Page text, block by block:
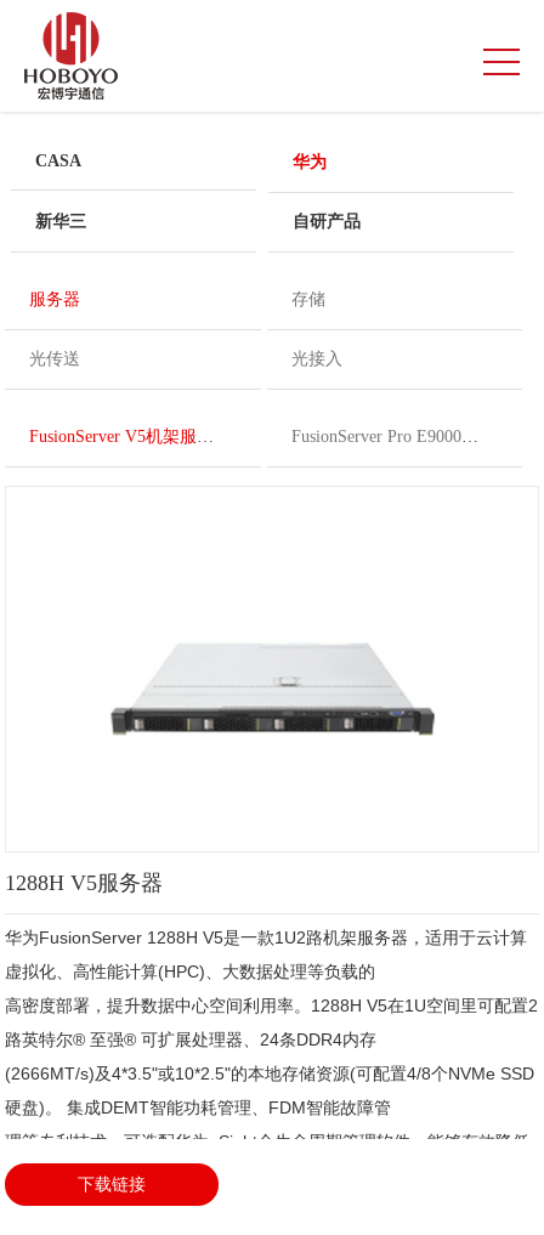
CASA 华为
新华三 自研产品
服务器 存储
光传送 光接入
FusionServer V5机架服务器 FusionServer Pro E9000融合架构刀片服务器
1288H V5服务器
华为FusionServer 1288H V5是一款1U2路机架服务器，适用于云计算
虚拟化、高性能计算(HPC)、大数据处理等负载的
高密度部署，提升数据中心空间利用率。1288H V5在1U空间里可配置2
路英特尔® 至强® 可扩展处理器、24条DDR4内存
(2666MT/s)及4*3.5"或10*2.5"的本地存储资源(可配置4/8个NVMe SSD
硬盘)。 集成DEMT智能功耗管理、FDM智能故障管
理等专利技术，可选配华为eSight全生命周期管理软件，能够有效降低
运营成本、提升投资回报。
下载链接